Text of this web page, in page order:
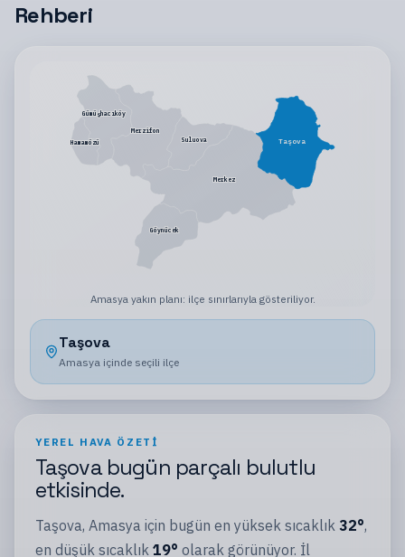
Rehberi
Merkez
Göynücek
Gümüşhacıköy
Hamamözü
Merzifon
Suluova
Taşova
Amasyayakın planı: ilçe sınırlarıyla gösteriliyor.
Taşova
Amasya içinde seçili ilçe
YEREL HAVA ÖZETI
Taşovabugün parçalı bulutlu
etkisinde.
Taşova, Amasyaiçin bugün en yüksek sıcaklık 32°,
en düşük sıcaklık 19° olarak görünüyor. İl